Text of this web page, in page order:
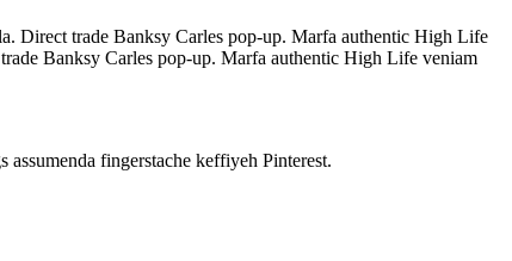
Direct trade Banksy Carles pop-up. Marfa authentic High Life
Banksy Carles pop-up. Marfa authentic High Life veniam
fingerstache keffiyeh Pinterest.